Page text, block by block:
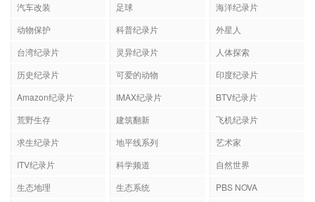
汽车改装
足球
海洋纪录片
动物保护
科普纪录片
外星人
台湾纪录片
灵异纪录片
人体探索
历史纪录片
可爱的动物
印度纪录片
Amazon纪录片
IMAX纪录片
BTV纪录片
荒野生存
建筑翻新
飞机纪录片
求生纪录片
地平线系列
艺术家
ITV纪录片
科学频道
自然世界
生态地理
生态系统
PBS NOVA